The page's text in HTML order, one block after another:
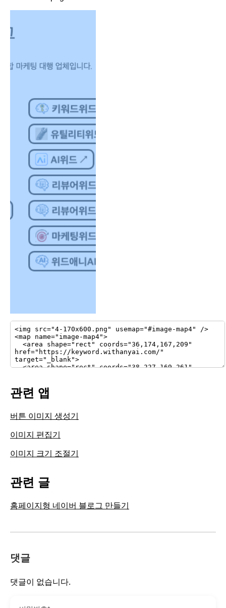
관련 앱
버튼 이미지 생성기
이미지 편집기
이미지 크기 조절기
관련 글
홈페이지형 네이버 블로그 만들기
댓글
댓글이 없습니다.